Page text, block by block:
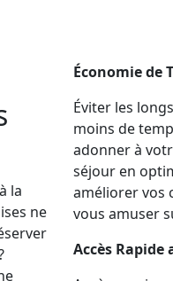
la
ne
Économie de
Éviter les
moins de
adonner à
séjour en
améliorer vos
vous amuser
Accès Rapide